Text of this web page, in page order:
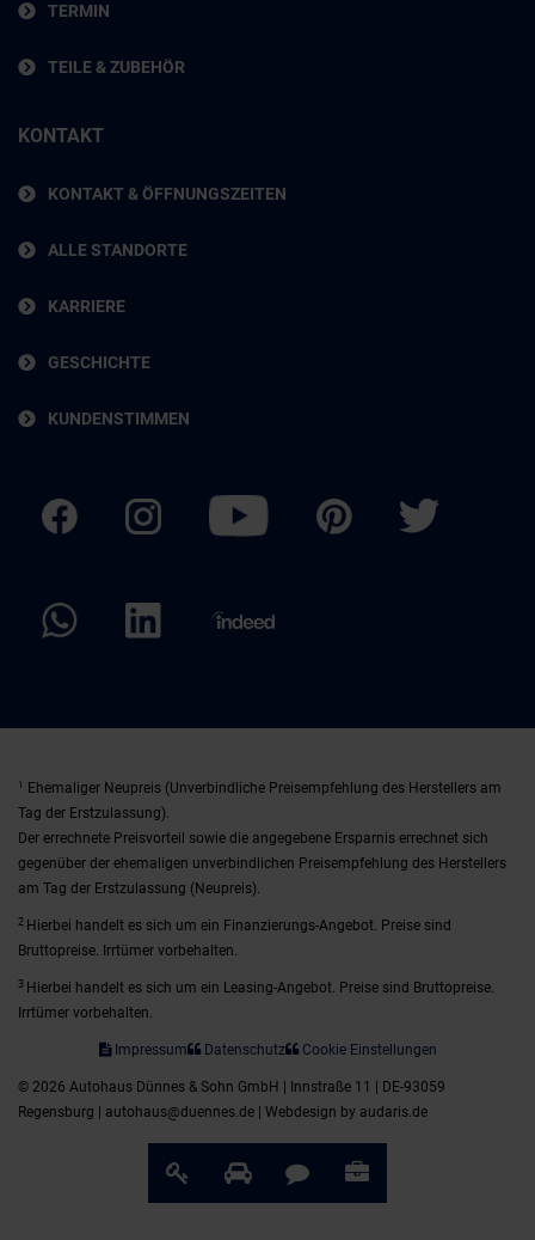
TERMIN
TEILE & ZUBEHÖR
KONTAKT
KONTAKT & ÖFFNUNGSZEITEN
ALLE STANDORTE
KARRIERE
GESCHICHTE
KUNDENSTIMMEN
1
Ehemaliger Neupreis (Unverbindliche Preisempfehlung des Herstellers am
Tag der Erstzulassung).
Der errechnete Preisvorteil sowie die angegebene Ersparnis errechnet sich
gegenüber der ehemaligen unverbindlichen Preisempfehlung des Herstellers
am Tag der Erstzulassung (Neupreis).
2 Hierbei handelt es sich um ein Finanzierungs-Angebot. Preise sind
Bruttopreise. Irrtümer vorbehalten.
3 Hierbei handelt es sich um ein Leasing-Angebot. Preise sind Bruttopreise.
Irrtümer vorbehalten.
Impressum Datenschutz Cookie Einstellungen
© 2026 Autohaus Dünnes & Sohn GmbH | Innstraße 11 | DE-93059
Regensburg | autohaus@duennes.de | Webdesign by audaris.de